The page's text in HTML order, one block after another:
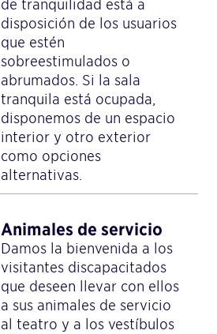
de tranquilidad está a
disposición de los usuarios
que estén
sobreestimulados o
abrumados. Si la sala
tranquila está ocupada,
disponemos de un espacio
interior y otro exterior
como opciones
alternativas.
Animales de servicio
Damos la bienvenida a los
visitantes discapacitados
que deseen llevar con ellos
a sus animales de servicio
al teatro y a los vestíbulos